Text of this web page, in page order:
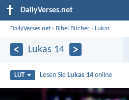
DailyVerses.net
DailyVerses.net › Bibel Bücher ›Lukas
Lukas 14
LUT Lesen Sie Lukas 14 online